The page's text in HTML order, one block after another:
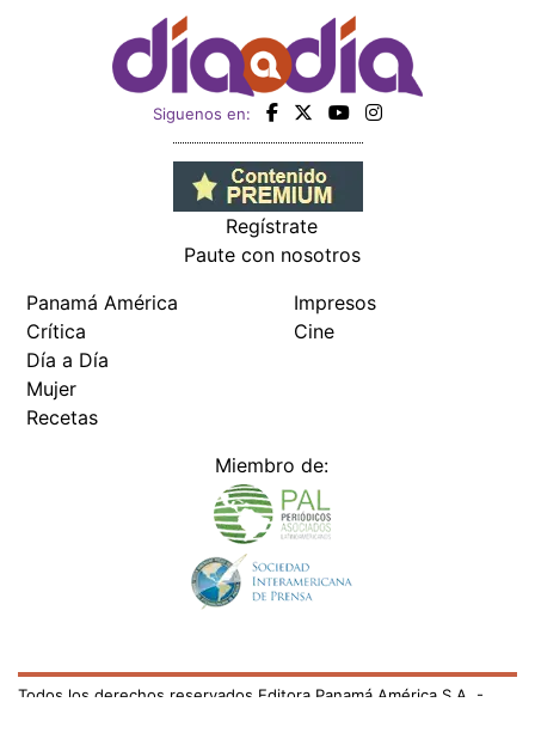
Siguenos en:
Regístrate
Paute con nosotros
Panamá América
Crítica
Día a Día
Mujer
Recetas
Impresos
Cine
Miembro de:
Todos los derechos reservados Editora Panamá América S.A. -